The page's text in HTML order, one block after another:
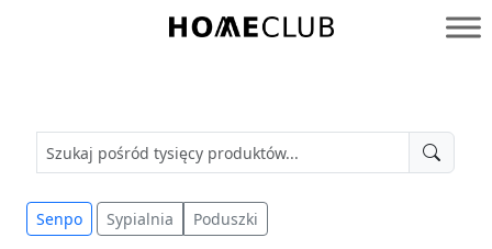
Homeclub
Senpo Sypialnia Poduszki